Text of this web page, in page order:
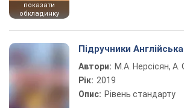
показати
обкладинку
Підручники
Автори: М.А. Нерсісян, А.
Рік: 2019
Опис: Рівень стандарту